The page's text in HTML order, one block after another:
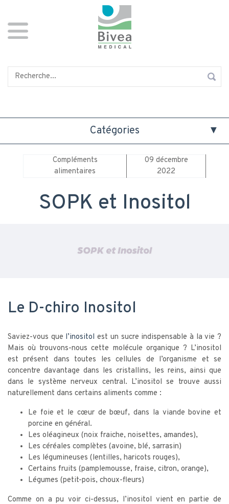
contenu
principal
Catégories
Compléments
alimentaires
09 décembre
2022
SOPK et Inositol
Le D-chiro Inositol
Saviez-vous que l’inositolest un sucre indispensable à la vie ?
Mais où trouvons-nous cette molécule organique ? L’inositol
est présent dans toutes les cellules de l’organisme et se
concentre davantage dans les cristallins, les reins, ainsi que
dans le système nerveux central. L’inositol se trouve aussi
naturellement dans certains aliments comme :
Le foie et le cœur de bœuf, dans la viande bovine et
porcine en général.
Les oléagineux (noix fraiche, noisettes, amandes),
Les céréales complètes (avoine, blé, sarrasin)
Les légumineuses (lentilles, haricots rouges),
Certains fruits (pamplemousse, fraise, citron, orange),
Légumes (petit-pois, choux-fleurs)
Comme on a pu voir ci-dessus, l’inositol vient en partie de
Panneau de gestion des cookies